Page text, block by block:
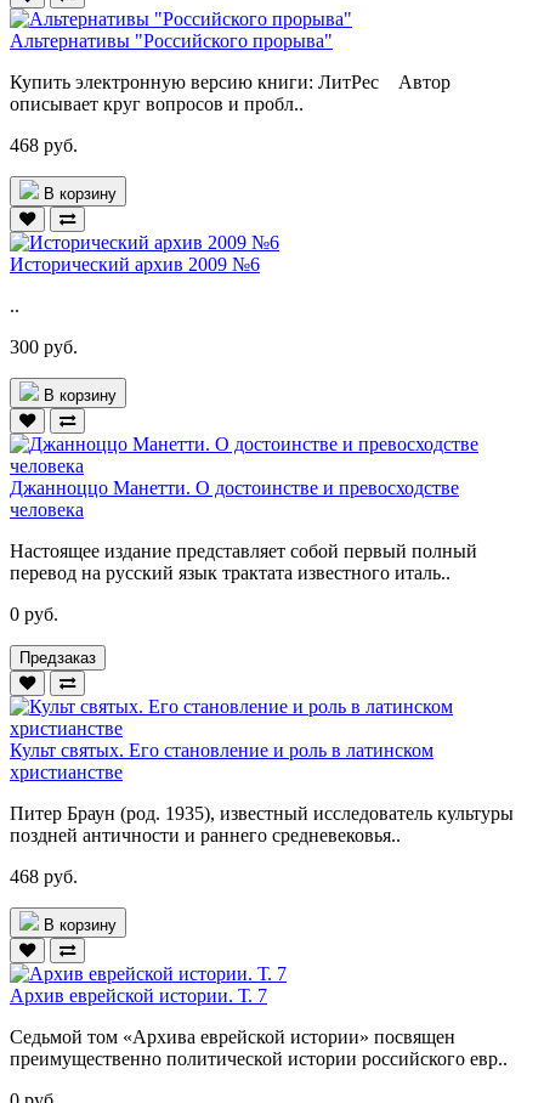
Альтернативы "Российского прорыва"
Купить электронную версию книги: ЛитРес Автор
описывает круг вопросов и пробл..
468 руб.
В корзину
Исторический архив 2009 №6
..
300 руб.
В корзину
Джанноццо Манетти. О достоинстве и превосходстве
человека
Настоящее издание представляет собой первый полный
перевод на русский язык трактата известного италь..
0 руб.
Предзаказ
Культ святых. Его становление и роль в латинском
христианстве
Питер Браун (род. 1935), известный исследователь культуры
поздней античности и раннего средневековья..
468 руб.
В корзину
Архив еврейской истории. Т. 7
Седьмой том «Архива еврейской истории» посвящен
преимущественно политической истории российского евр..